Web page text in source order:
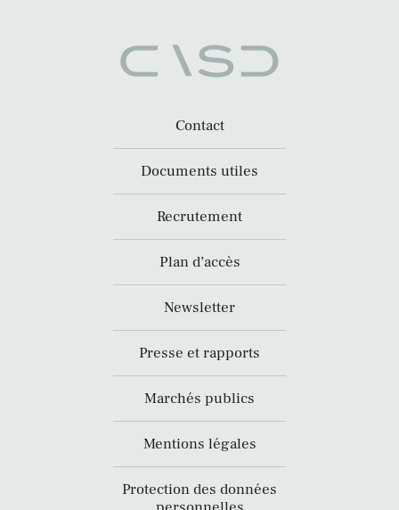
Contact
Documents utiles
Recrutement
Plan d’accès
Newsletter
Presse et rapports
Marchés publics
Mentions légales
Protection des données